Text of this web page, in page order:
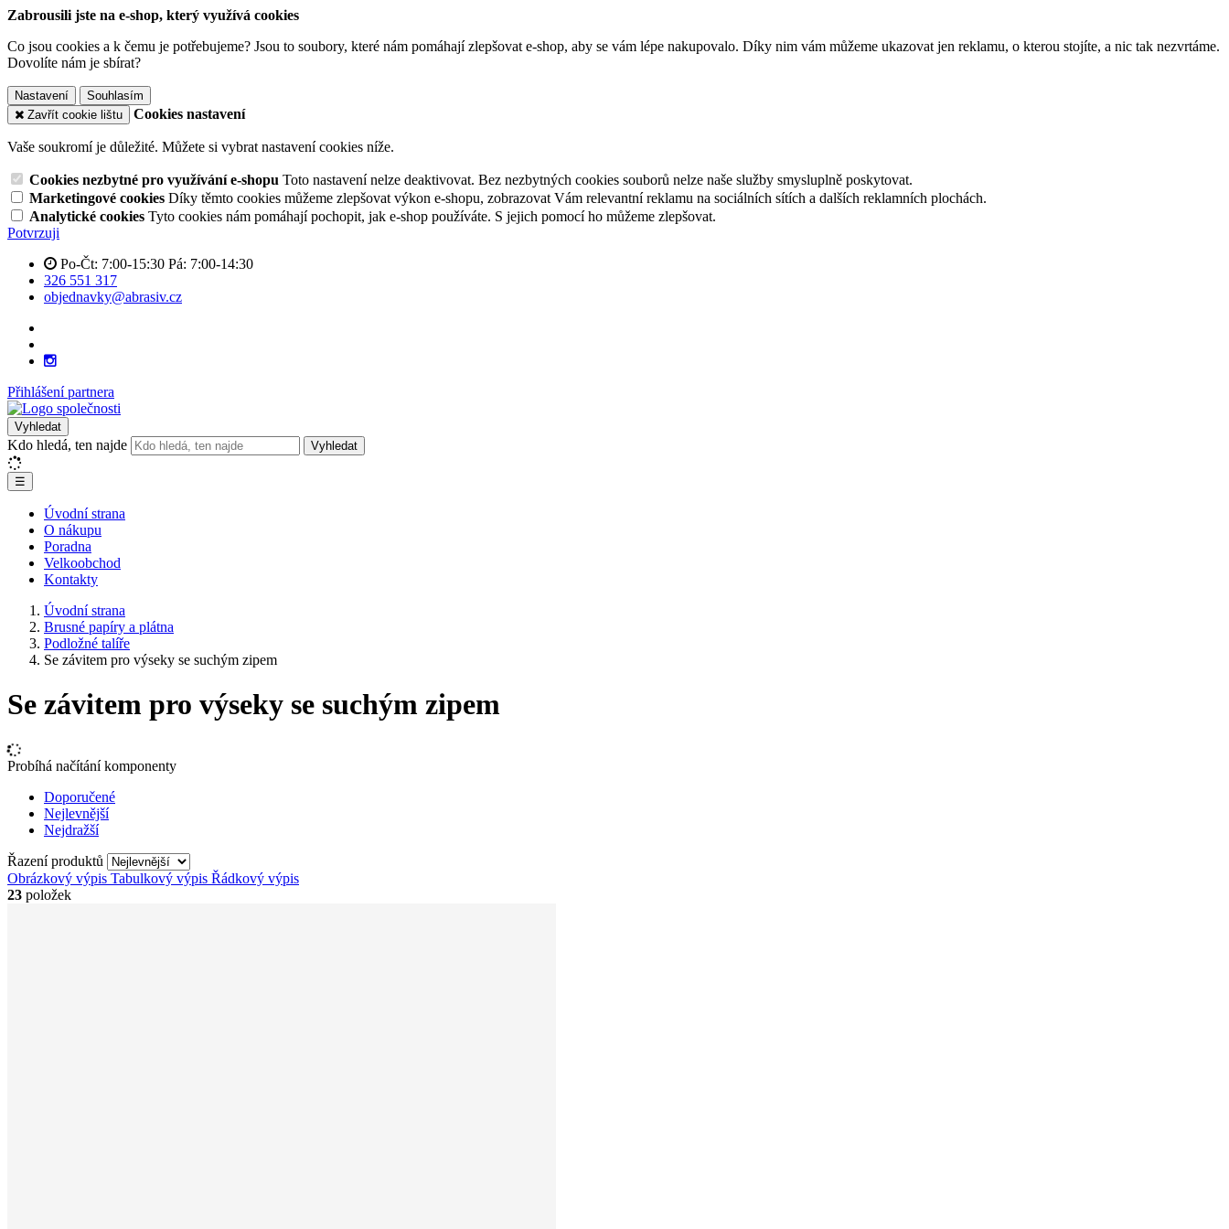
Zabrousili jste na e-shop, který využívá cookies
Co jsou cookies a k čemu je potřebujeme? Jsou to soubory, které nám pomáhají zlepšovat e-shop, aby se vám lépe nakupovalo. Díky nim vám můžeme ukazovat jen reklamu, o kterou stojíte, a nic tak nezvrtáme.
Dovolíte nám je sbírat?
Nastavení
Souhlasím
Zavřít cookie lištu
Cookies nastavení
Vaše soukromí je důležité. Můžete si vybrat nastavení cookies níže.
Cookies nezbytné pro využívání e-shopu Toto nastavení nelze deaktivovat. Bez nezbytných cookies souborů nelze naše služby smysluplně poskytovat.
Marketingové cookies Díky těmto cookies můžeme zlepšovat výkon e-shopu, zobrazovat Vám relevantní reklamu na sociálních sítích a dalších reklamních plochách.
Analytické cookies Tyto cookies nám pomáhají pochopit, jak e-shop používáte. S jejich pomocí ho můžeme zlepšovat.
Potvrzuji
Po-Čt: 7:00-15:30 Pá: 7:00-14:30
326 551 317
objednavky@abrasiv.cz
Přihlášení partnera
Vyhledat
Kdo hledá, ten najde Vyhledat
☰
Úvodní strana
O nákupu
Poradna
Velkoobchod
Kontakty
Úvodní strana
Brusné papíry a plátna
Podložné talíře
Se závitem pro výseky se suchým zipem
Se závitem pro výseky se suchým zipem
Probíhá načítání komponenty
Doporučené
Nejlevnější
Nejdražší
Řazení produktů
Obrázkový výpis Tabulkový výpis Řádkový výpis
23 položek